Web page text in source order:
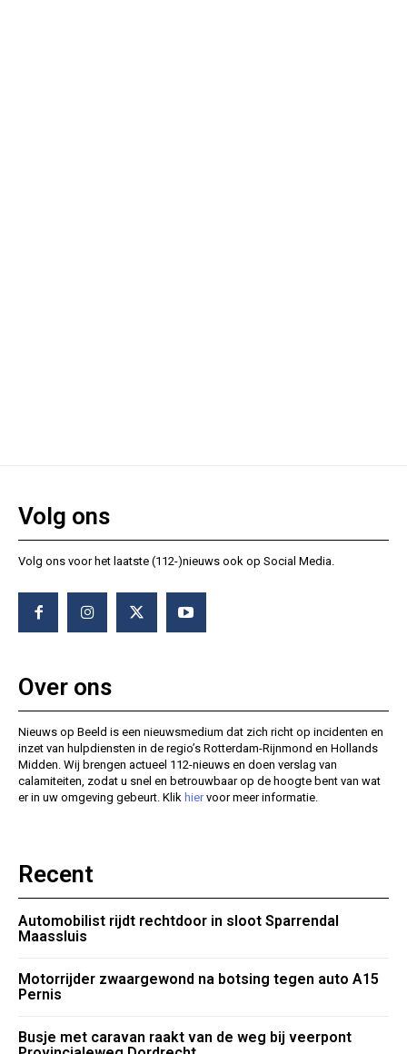
Volg ons
Volg ons voor het laatste (112-)nieuws ook op Social Media.
Over ons
Nieuws op Beeld is een nieuwsmedium dat zich richt op incidenten en
inzet van hulpdiensten in de regio’s Rotterdam-Rijnmond en Hollands
Midden. Wij brengen actueel 112-nieuws en doen verslag van
calamiteiten, zodat u snel en betrouwbaar op de hoogte bent van wat
er in uw omgeving gebeurt. Klik hiervoor meer informatie.
Recent
Automobilist rijdt rechtdoor in sloot Sparrendal
Maassluis
Motorrijder zwaargewond na botsing tegen auto A15
Pernis
Busje met caravan raakt van de weg bij veerpont